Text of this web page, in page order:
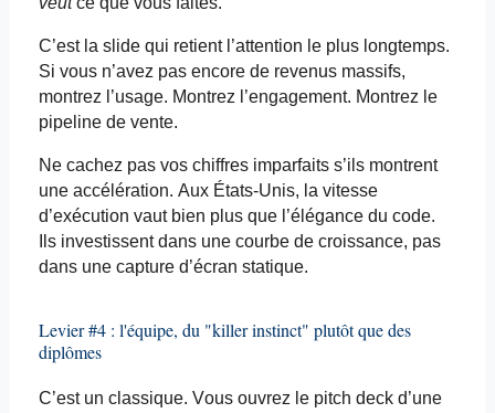
C’est la slide qui retient l’attention le plus longtemps.
Si vous n’avez pas encore de revenus massifs,
montrez l’usage. Montrez l’engagement. Montrez le
pipeline de vente.
Ne cachez pas vos chiffres imparfaits s’ils montrent
une accélération. Aux États-Unis, la vitesse
d’exécution vaut bien plus que l’élégance du code.
Ils investissent dans une courbe de croissance, pas
dans une capture d’écran statique.
Levier #4 : l'équipe, du "killer instinct" plutôt que des
diplômes
C’est un classique. Vous ouvrez le pitch deck d’une